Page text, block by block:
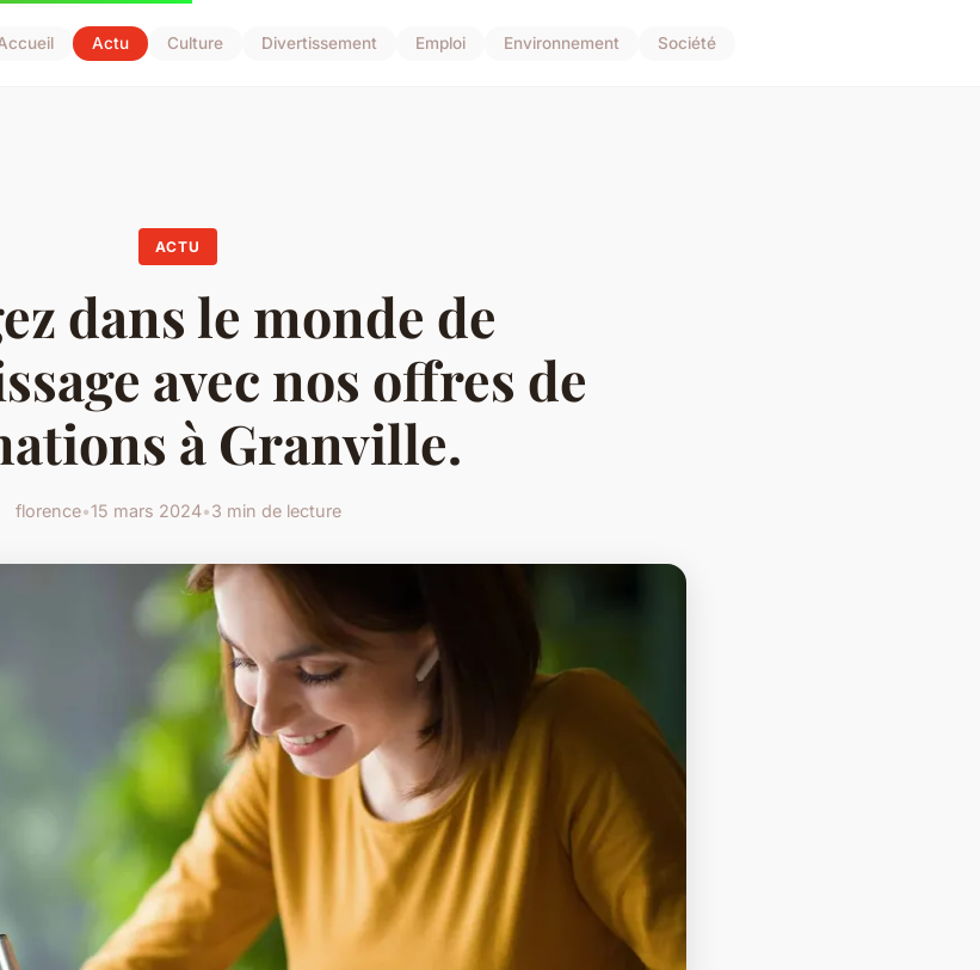
Actu Culture Divertissement Emploi Environnement Société
ACTU
dans le monde de
avec nos offres de
à Granville.
florence•15 mars 2024•3 min de lecture